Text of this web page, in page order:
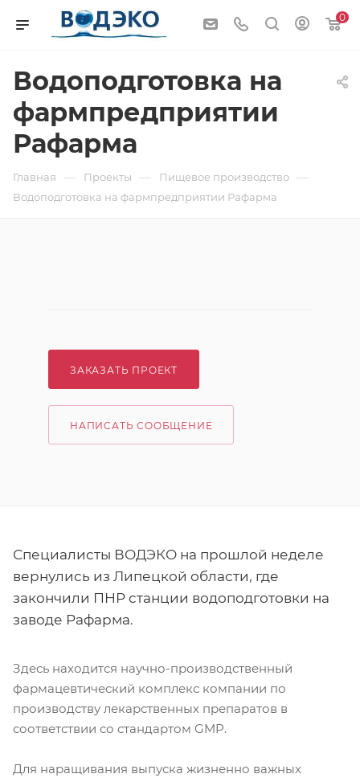
0
Водоподготовка на
фармпредприятии
Рафарма
Главная — Проекты — Пищевое производство —
Водоподготовка на фармпредприятии Рафарма
ЗАКАЗАТЬ ПРОЕКТ
НАПИСАТЬ СООБЩЕНИЕ
Специалисты ВОДЭКО на прошлой неделе
вернулись из Липецкой области, где
закончили ПНР станции водоподготовки на
заводе Рафарма.
Здесь находится научно-производственный
фармацевтический комплекс компании по
производству лекарственных препаратов в
соответствии со стандартом GMP.
Для наращивания выпуска жизненно важных